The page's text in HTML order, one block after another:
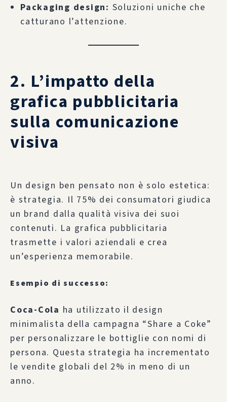
Packaging design: Soluzioni uniche che
catturano l’attenzione.
2. L’impatto della
grafica pubblicitaria
sulla comunicazione
visiva
Un design ben pensato non è solo estetica:
è strategia. Il 75% dei consumatori giudica
un brand dalla qualità visiva dei suoi
contenuti. La grafica pubblicitaria
trasmette i valori aziendali e crea
un’esperienza memorabile.
Esempio di successo:
Coca-Cola ha utilizzato il design
minimalista della campagna “Share a Coke”
per personalizzare le bottiglie con nomi di
persona. Questa strategia ha incrementato
le vendite globali del 2% in meno di un
anno.